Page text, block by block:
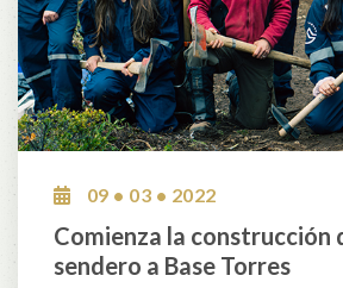
09 • 03 • 2022
Comienza la construcción
sendero a Base Torres